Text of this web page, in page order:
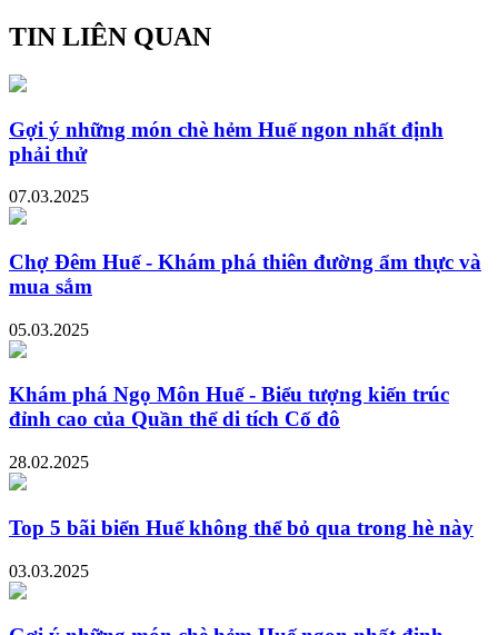
TIN LIÊN QUAN
Gợi ý những món chè hẻm Huế ngon nhất định
phải thử
07.03.2025
Chợ Đêm Huế - Khám phá thiên đường ẩm thực và
mua sắm
05.03.2025
Khám phá Ngọ Môn Huế - Biểu tượng kiến trúc
đỉnh cao của Quần thể di tích Cố đô
28.02.2025
Top 5 bãi biển Huế không thể bỏ qua trong hè này
03.03.2025